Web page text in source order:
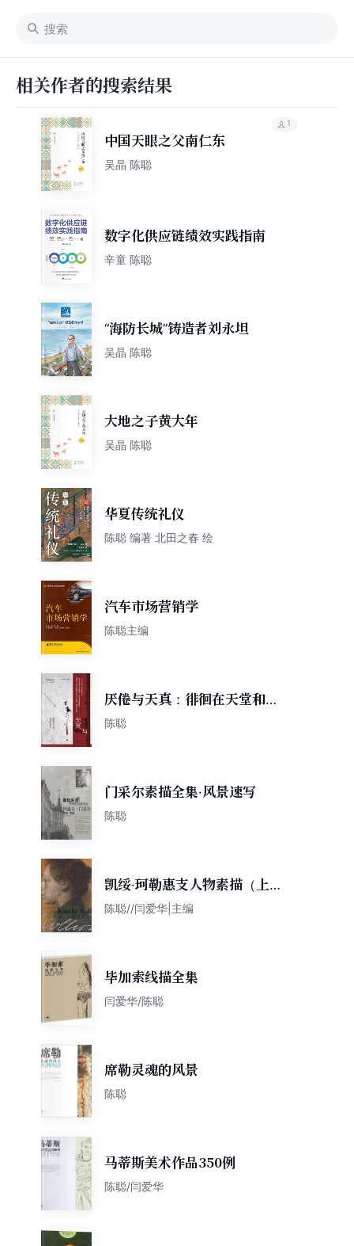
相关作者的搜索结果
中国天眼之父南仁东
吴晶 陈聪
1
数字化供应链绩效实践指南
辛童 陈聪
“海防长城”铸造者刘永坦
吴晶 陈聪
大地之子黄大年
吴晶 陈聪
华夏传统礼仪
陈聪 编著 北田之春 绘
汽车市场营销学
陈聪主编
厌倦与天真：徘徊在天堂和地
狱的边上
陈聪
门采尔素描全集·风景速写
陈聪
凯绥·珂勒惠支人物素描（上
册）
陈聪//闫爱华|主编
毕加索线描全集
闫爱华/陈聪
席勒灵魂的风景
陈聪
马蒂斯美术作品350例
陈聪/闫爱华